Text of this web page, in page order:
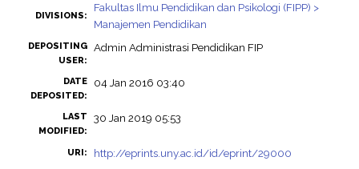
DIVISIONS:
Fakultas Ilmu Pendidikan dan Psikologi (FIPP) >
Manajemen Pendidikan
DEPOSITING
USER:
Admin Administrasi Pendidikan FIP
DATE
DEPOSITED:
04 Jan 2016 03:40
LAST
MODIFIED:
30 Jan 2019 05:53
URI: http://eprints.uny.ac.id/id/eprint/29000